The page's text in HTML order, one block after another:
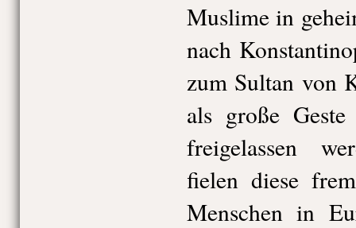
Muslime in
nach
zum Sultan von
als große
freigelassen
fielen diese
Menschen in